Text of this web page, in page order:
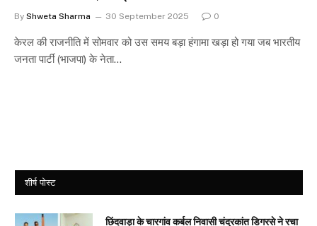
By Shweta Sharma 30 September 2025 0
केरल की राजनीति में सोमवार को उस समय बड़ा हंगामा खड़ा हो गया जब भारतीय
जनता पार्टी (भाजपा) के नेता…
शीर्ष पोस्ट
छिंदवाड़ा के चारगांव कर्बल निवासी चंद्रकांत डिगरसे ने रचा